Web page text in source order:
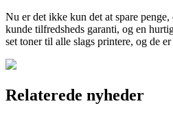
Nu er det ikke kun det at spare
kunde tilfredsheds garanti, og en
set toner til alle slags printere, og de
Relaterede nyheder